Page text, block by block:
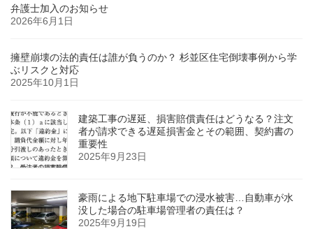
弁護士加入のお知らせ
2026年6月1日
擁壁崩壊の法的責任は誰が負うのか？ 杉並区住宅倒壊事例から学
ぶリスクと対応
2025年10月1日
建築工事の遅延、損害賠償責任はどうなる？注文
者が請求できる遅延損害金とその範囲、契約書の
重要性
2025年9月23日
豪雨による地下駐車場での浸水被害…自動車が水
没した場合の駐車場管理者の責任は？
2025年9月19日